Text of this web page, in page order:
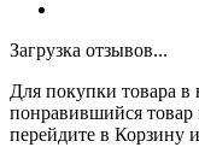
Загрузка отзывов...
Для покупки товара в
понравившийся товар
перейдите в Корзину